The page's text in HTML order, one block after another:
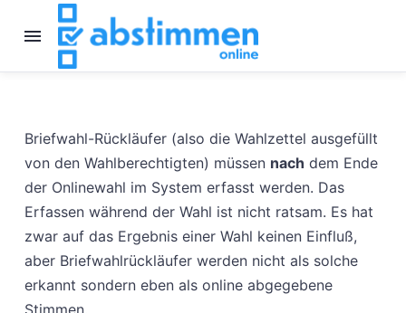
Briefwahl-Rückläufer (also die Wahlzettel ausgefüllt
von den Wahlberechtigten) müssen nach dem Ende
der Onlinewahl im System erfasst werden. Das
Erfassen während der Wahl ist nicht ratsam. Es hat
zwar auf das Ergebnis einer Wahl keinen Einfluß,
aber Briefwahlrückläufer werden nicht als solche
erkannt sondern eben als online abgegebene
Stimmen.